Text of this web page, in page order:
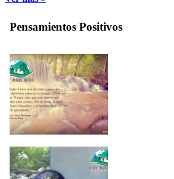
Pensamientos Positivos